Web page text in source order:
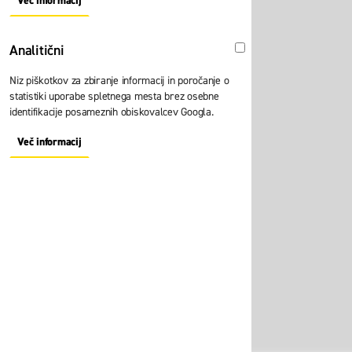
About "Oglaševalski" Cookie Group
Analitični Analitični
Niz piškotkov za zbiranje informacij in poročanje o
statistiki uporabe spletnega mesta brez osebne
identifikacije posameznih obiskovalcev Googla.
Več informacijAbout "Analitični" Cookie Group